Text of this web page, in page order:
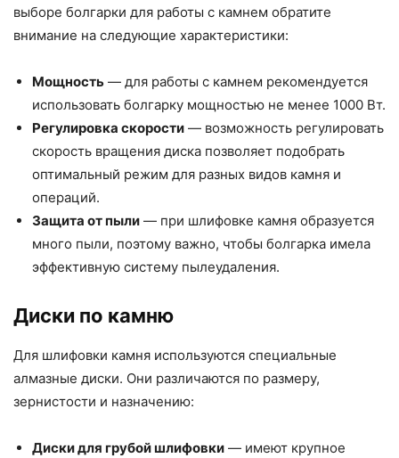
выборе болгарки для работы с камнем обратите
внимание на следующие характеристики:
Мощность — для работы с камнем рекомендуется
использовать болгарку мощностью не менее 1000 Вт.
Регулировка скорости — возможность регулировать
скорость вращения диска позволяет подобрать
оптимальный режим для разных видов камня и
операций.
Защита от пыли — при шлифовке камня образуется
много пыли, поэтому важно, чтобы болгарка имела
эффективную систему пылеудаления.
Диски по камню
Для шлифовки камня используются специальные
алмазные диски. Они различаются по размеру,
зернистости и назначению:
Диски для грубой шлифовки — имеют крупное